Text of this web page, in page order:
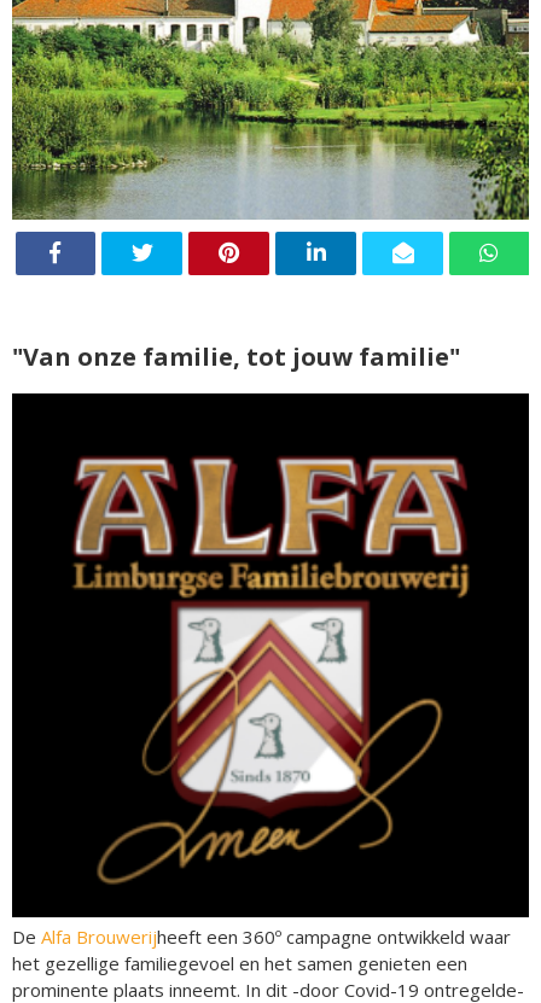
"Van onze familie, tot jouw familie"
De Alfa Brouwerijheeft een 360º campagne ontwikkeld waar
het gezellige familiegevoel en het samen genieten een
prominente plaats inneemt. In dit -door Covid-19 ontregelde-